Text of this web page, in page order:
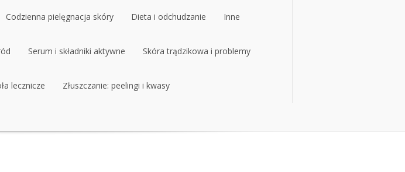
Codzienna pielęgnacja skóry
Codzienna pielęgnacja skóry
Dieta i odchudzanie
Dieta i odchudzanie
Inne
Inne
Serum i składniki aktywne
Serum i składniki aktywne
Skóra trądzikowa i problemy
Skóra trądzikowa i problemy
lecznicze Złuszczanie: peelingi i kwasy